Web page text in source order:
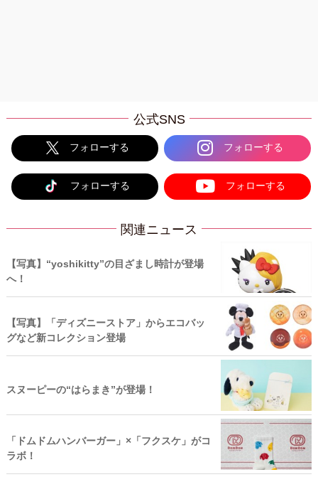
公式SNS
フォローする フォローする
フォローする フォローする
関連ニュース
【写真】“yoshikitty”の目ざまし時計が登場
へ！
【写真】「ディズニーストア」からエコバッ
グなど新コレクション登場
スヌーピーの“はらまき”が登場！
「ドムドムハンバーガー」×「フクスケ」がコ
ラボ！